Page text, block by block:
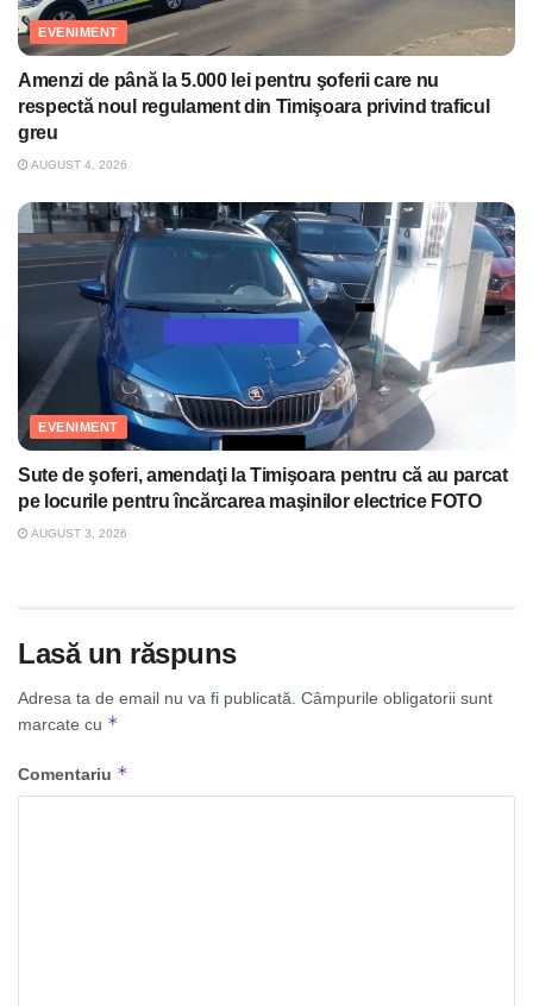
EVENIMENT
Amenzi de până la 5.000 lei pentru şoferii care nu
respectă noul regulament din Timişoara privind traficul
greu
AUGUST 4, 2026
EVENIMENT
Sute de şoferi, amendaţi la Timişoara pentru că au parcat
pe locurile pentru încărcarea maşinilor electrice FOTO
AUGUST 3, 2026
Lasă un răspuns
Adresa ta de email nu va fi publicată. Câmpurile obligatorii sunt
marcate cu *
Comentariu *